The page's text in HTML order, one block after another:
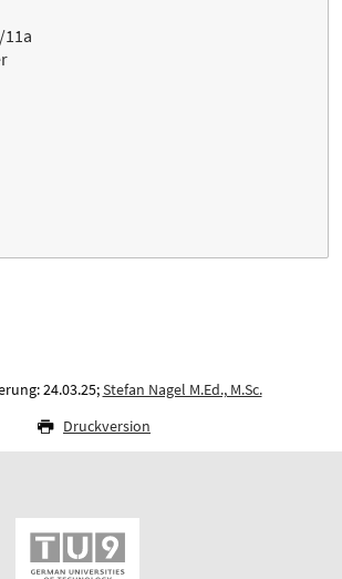
24.03.25;Stefan Nagel M.Ed., M.Sc.
Druckversion